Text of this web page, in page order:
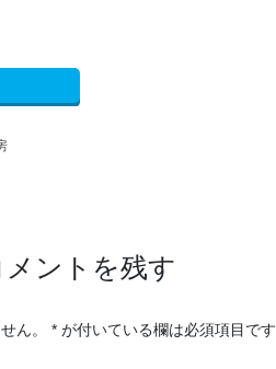
メントを残す
ん。 *が付いている欄は必須項目です